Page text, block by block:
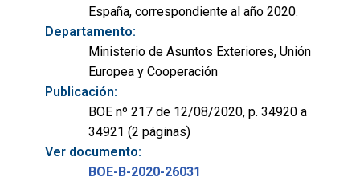
España, correspondiente al año 2020.
Departamento:
Ministerio de Asuntos Exteriores, Unión
Europea y Cooperación
Publicación:
BOE nº 217 de 12/08/2020, p. 34920 a
34921 (2 páginas)
Ver documento:
BOE-B-2020-26031